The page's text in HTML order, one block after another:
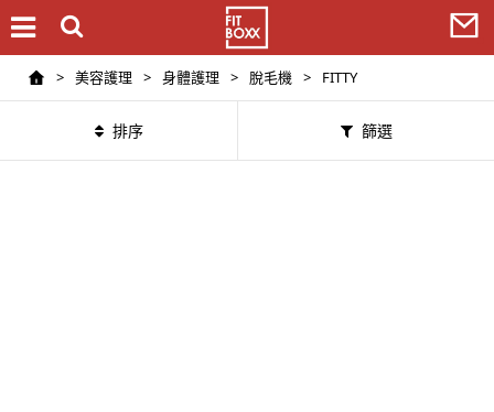
> 美容護理 > 身體護理 > 脫毛機 > FITTY
排序 篩選